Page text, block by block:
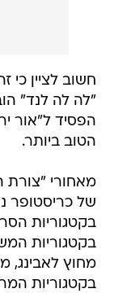
חשוב לציין
"לה לה לנד"
הפסיד ל"אור
הטוב ביותר.
מאחורי "צורת
של כריסטופר
בקטגוריות
בקטגוריות
מחוץ לאבינג,
בקטגוריות